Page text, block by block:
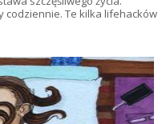
codziennie. Te kilka lifehacków